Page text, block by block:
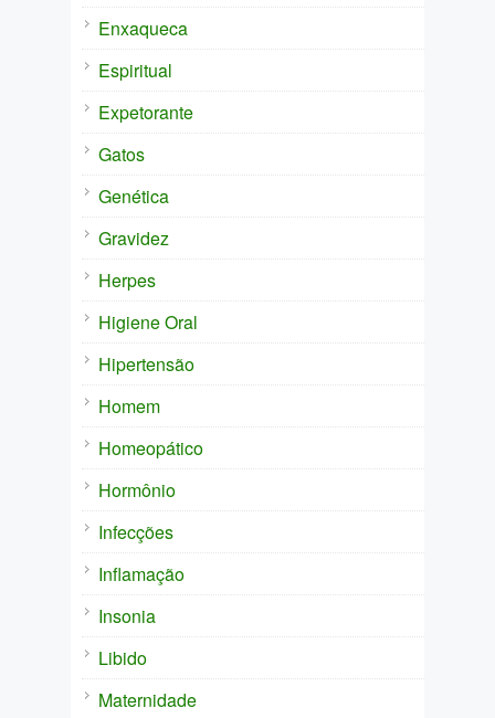
Enxaqueca
Espiritual
Expetorante
Gatos
Genética
Gravidez
Herpes
Higiene Oral
Hipertensão
Homem
Homeopático
Hormônio
Infecções
Inflamação
Insonia
Libido
Maternidade